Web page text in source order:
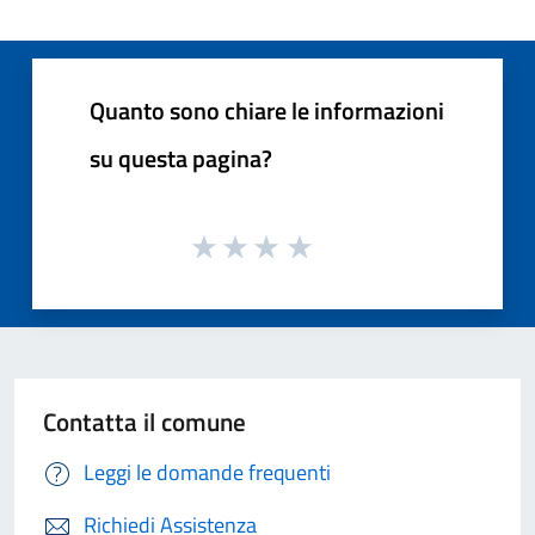
Quanto sono chiare le informazioni
su questa pagina?
Contatta il comune
Leggi le domande frequenti
Richiedi Assistenza